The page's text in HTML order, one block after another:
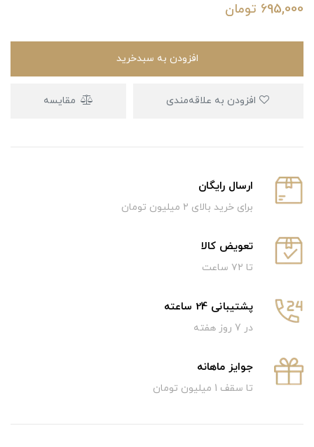
695,000 تومان
افزودن به سبدخرید
مقایسه
ارسال رایگان
برای خرید بالای ۲ میلیون تومان
تعویض کالا
تا ۷۲ ساعت
پشتیبانی 24 ساعته
در 7 روز هفته
جوایز ماهانه
تا سقف 1 میلیون تومان